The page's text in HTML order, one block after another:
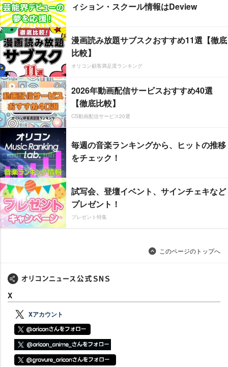
ィション・スクール情報はDeview
漫画読み放題サブスクおすすめ11選【徹底
比較】
オリコン顧客満足度ランキング
2026年動画配信サービスおすすめ40選
【徹底比較】
CS動画配信サービス20選
毎週の音楽ランキングから、ヒットの推移
をチェック！
試写会、登壇イベント、サインチェキなど
プレゼント！
プレゼント特集
このページのトップへ
X
Xアカウント